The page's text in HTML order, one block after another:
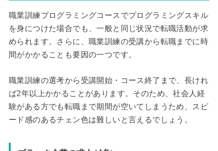
職業訓練プログラミングコースでプログラミングスキル
を身につけた場合でも、一般と同じ状況で転職活動が求
められます。さらに、職業訓練の受講から転職までに時
間がかかることも要因の一つです。
職業訓練の選考から受講開始・コース終了まで、長けれ
ば2年以上かかることがあります。そのため、社会人経
験がある方でも転職まで期間が空いてしまうため、スピ
ード感のあるチェン色は難しいと言えるでしょう。